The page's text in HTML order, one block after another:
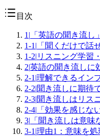
目次
1 | 「英語の聞き流
1-1 | 「聞くだけで話
1-2| リスニング学習
2|英語の聞き流しに
2-1 |理解できるイン
2-2|聞き流しに期待
2-3|聞き流しはリス
2-4| 「効果を感じな
3| 「聞き流しは意
3-1 |理由1：意味を